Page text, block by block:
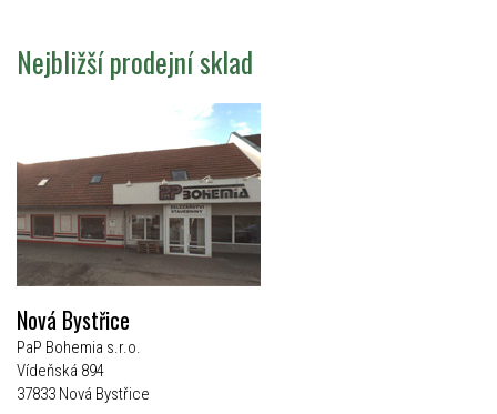
Nejbližší prodejní sklad
Nová Bystřice
PaP Bohemia s.r.o.
Vídeňská 894
37833 Nová Bystřice